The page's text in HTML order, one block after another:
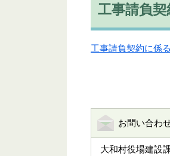
工事請負
工事請負契約に係
お問い合わ
大和村役場建設